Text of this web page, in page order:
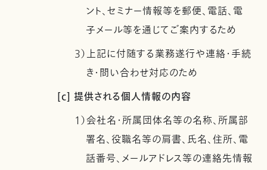
ント、セミナー情報等を郵便、電話、電
子メール等を通じてご案内するため
3）上記に付随する業務遂行や連絡・手続
き・問い合わせ対応のため
[c] 提供される個人情報の内容
1）会社名・所属団体名等の名称、所属部
署名、役職名等の肩書、氏名、住所、電
話番号、メールアドレス等の連絡先情報